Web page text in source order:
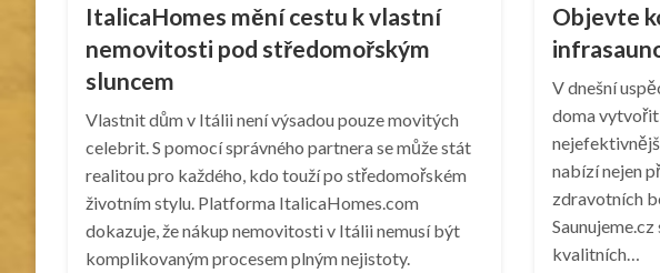
ItalicaHomes mění cestu k vlastní
nemovitosti pod středomořským
sluncem
Vlastnit dům v Itálii není výsadou pouze movitých
celebrit. S pomocí správného partnera se může stát
realitou pro každého, kdo touží po středomořském
životním stylu. Platforma ItalicaHomes.com
dokazuje, že nákup nemovitosti v Itálii nemusí být
komplikovaným procesem plným nejistoty.
Objevte
V dnešní
doma vytvořit
nabízí nejen
zdravotních
kvalitních…